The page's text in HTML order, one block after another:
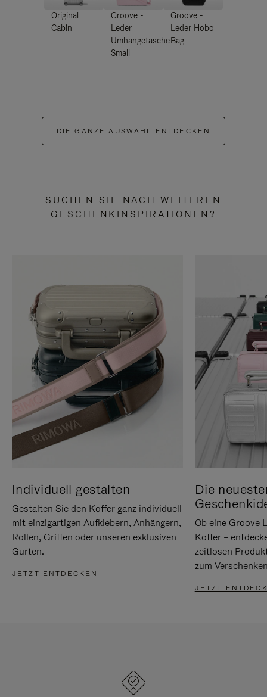
Original
Cabin
Groove -
Leder
Umhängetasche
Small
Groove -
Leder Hobo
Bag
DIE GANZE AUSWAHL ENTDECKEN
SUCHEN SIE NACH WEITEREN
GESCHENKINSPIRATIONEN?
Individuell gestalten
Gestalten Sie den Koffer ganz individuell
mit einzigartigen Aufklebern, Anhängern,
Rollen, Griffen oder unseren exklusiven
Gurten.
JETZT ENTDECKEN
Die
Ob eine Groove
Koffer –
zeitlosen
zum
JETZT